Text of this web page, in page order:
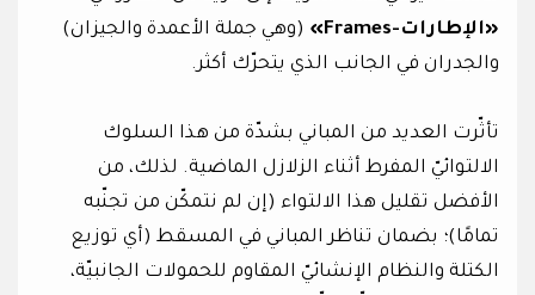
«الإطارات-Frames»
(وهي جملة الأعمدة والجيزان)
والجدران في الجانب الذي يتحرّك أكثر.
تأثّرت العديد من المباني بشدّة من هذا السلوك
الالتوائيّ المفرط أثناء الزلازل الماضية. لذلك، من
الأفضل تقليل هذا الالتواء (إن لم نتمكّن من تجنّبه
تمامًا)؛ بضمان تناظر المباني في المسقط (أي توزيع
الكتلة والنظام الإنشائيّ المقاوم للحمولات الجانبيّة،